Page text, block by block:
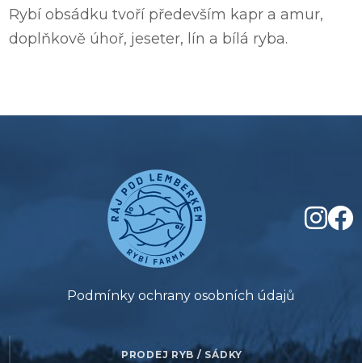
Rybí obsádku tvoří především kapr a amur,
doplňkově úhoř, jeseter, lín a bílá ryba.
Podmínky ochrany osobních údajů
PRODEJ RYB / SÁDKY